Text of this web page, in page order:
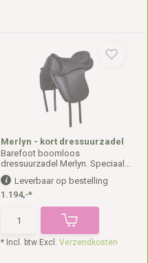
Merlyn - kort dressuurzadel
Barefoot boomloos
dressuurzadel Merlyn. Speciaal...
Leverbaar op bestelling
1.194,-*
* Incl. btw Excl. Verzendkosten